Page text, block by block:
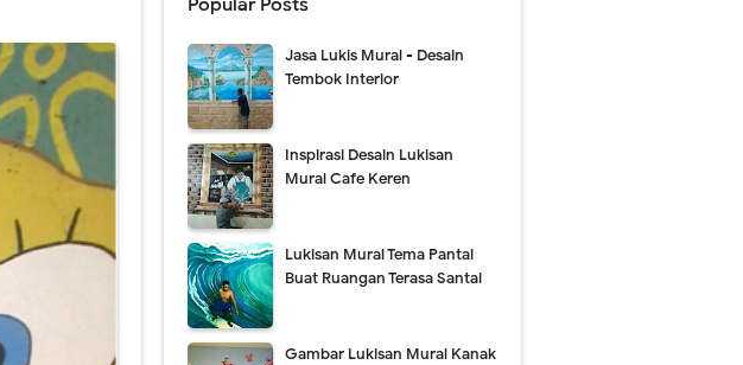
Jasa Lukis Mural - Desain
Tembok Interior
Inspirasi Desain Lukisan
Mural Cafe Keren
Lukisan Mural Tema Pantai
Buat Ruangan Terasa Santai
Gambar Lukisan Mural Kanak